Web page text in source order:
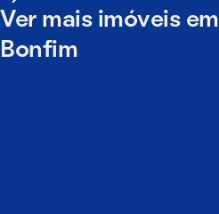
Ver mais imóveis em
Bonfim